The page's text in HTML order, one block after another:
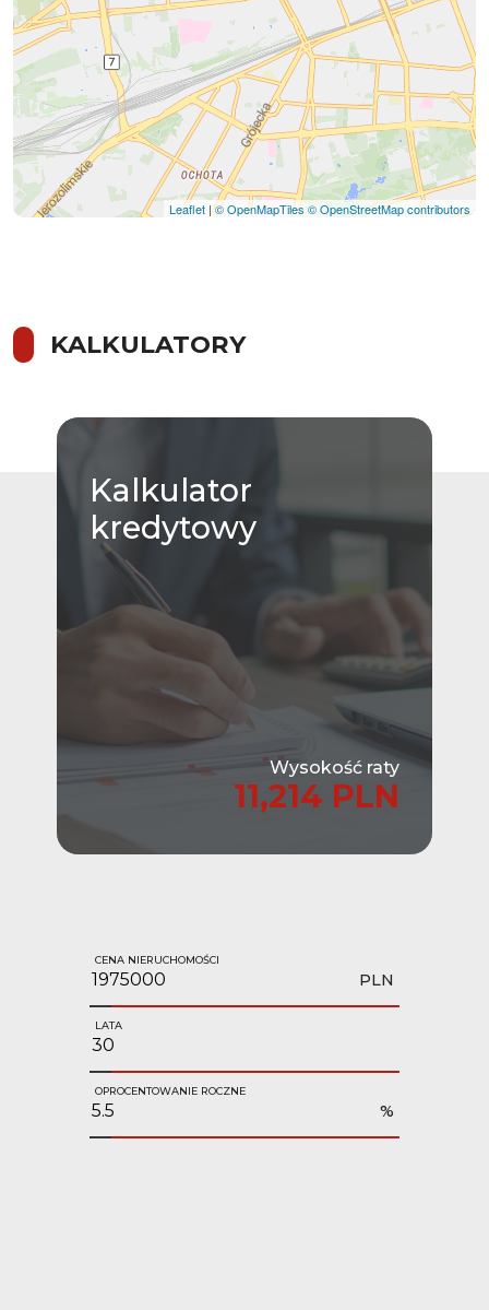
Leaflet |© OpenMapTiles © OpenStreetMap contributors
KALKULATORY
Kalkulator
kredytowy
Wysokość raty
11,214 PLN
CENA NIERUCHOMOŚCI
PLN
LATA
OPROCENTOWANIE ROCZNE
%